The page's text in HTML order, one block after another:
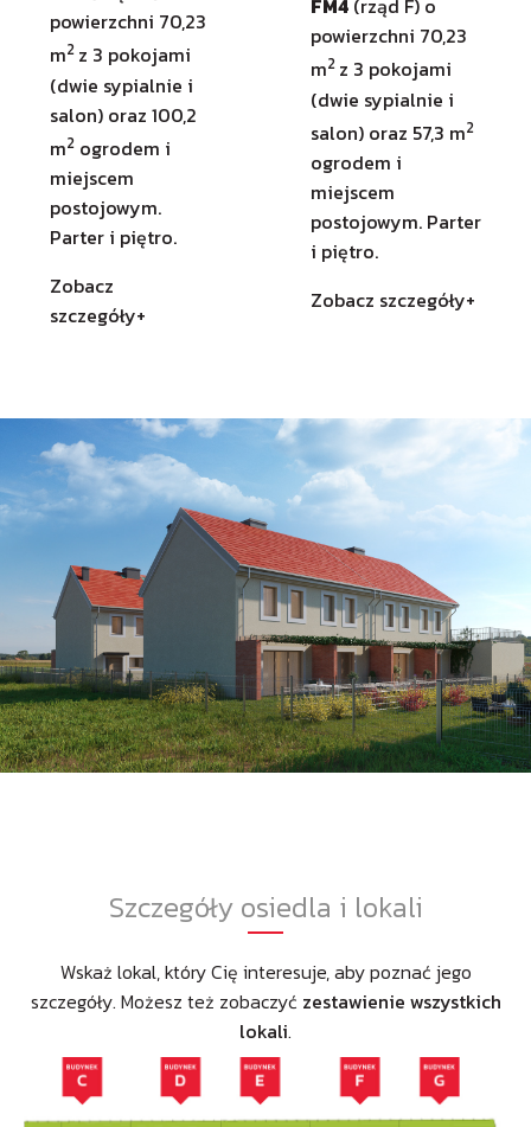
powierzchni 70,23
m2 z 3 pokojami
(dwie sypialnie i
salon) oraz 100,2
m2 ogrodem i
miejscem
postojowym.
Parter i piętro.
Zobacz
szczegóły+
FM4 (rząd F) o
powierzchni 70,23
m2 z 3 pokojami
(dwie sypialnie i
salon) oraz 57,3 m2
ogrodem i
miejscem
postojowym. Parter
i piętro.
Zobacz szczegóły+
Szczegóły osiedla i lokali
Wskaż lokal, który Cię interesuje, aby poznać jego
szczegóły. Możesz też zobaczyć zestawienie wszystkich
lokali.